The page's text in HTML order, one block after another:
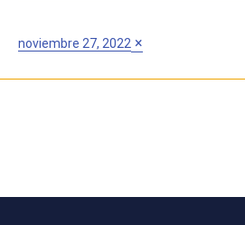
Publicado
en
noviembre 27, 2022 Tamaño
×